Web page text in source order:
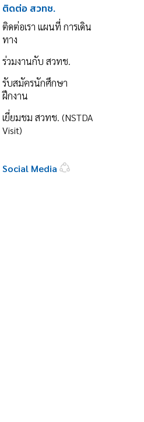
ติดต่อ สวทช.
ติดต่อเรา แผนที่ การเดิน
ทาง
ร่วมงานกับ สวทช.
รับสมัครนักศึกษา
ฝึกงาน
เยี่ยมชม สวทช. (NSTDA
Visit)
Social Media